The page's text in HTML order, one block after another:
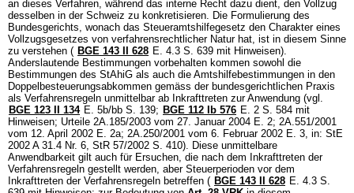
an dieses Verfahren, während das interne Recht dazu dient, den Vollzug
desselben in der Schweiz zu konkretisieren. Die Formulierung des
Bundesgerichts, wonach das Steueramtshilfegesetz den Charakter eines
Vollzugsgesetzes von verfahrensrechtlicher Natur hat, ist in diesem Sinne
zu verstehen ( BGE 143 II 628 E. 4.3 S. 639 mit Hinweisen).
Anderslautende Bestimmungen vorbehalten kommen sowohl die
Bestimmungen des StAhiG als auch die Amtshilfebestimmungen in den
Doppelbesteuerungsabkommen gemäss der bundesgerichtlichen Praxis
als Verfahrensregeln unmittelbar ab Inkrafttreten zur Anwendung (vgl.
BGE 123 II 134 E. 5b/bb S. 139; BGE 112 Ib 576 E. 2 S. 584 mit
Hinweisen; Urteile 2A.185/2003 vom 27. Januar 2004 E. 2; 2A.551/2001
vom 12. April 2002 E. 2a; 2A.250/2001 vom 6. Februar 2002 E. 3, in: StE
2002 A 31.4 Nr. 6, StR 57/2002 S. 410). Diese unmittelbare
Anwendbarkeit gilt auch für Ersuchen, die nach dem Inkrafttreten der
Verfahrensregeln gestellt werden, aber Steuerperioden vor dem
Inkrafttreten der Verfahrensregeln betreffen ( BGE 143 II 628 E. 4.3 S.